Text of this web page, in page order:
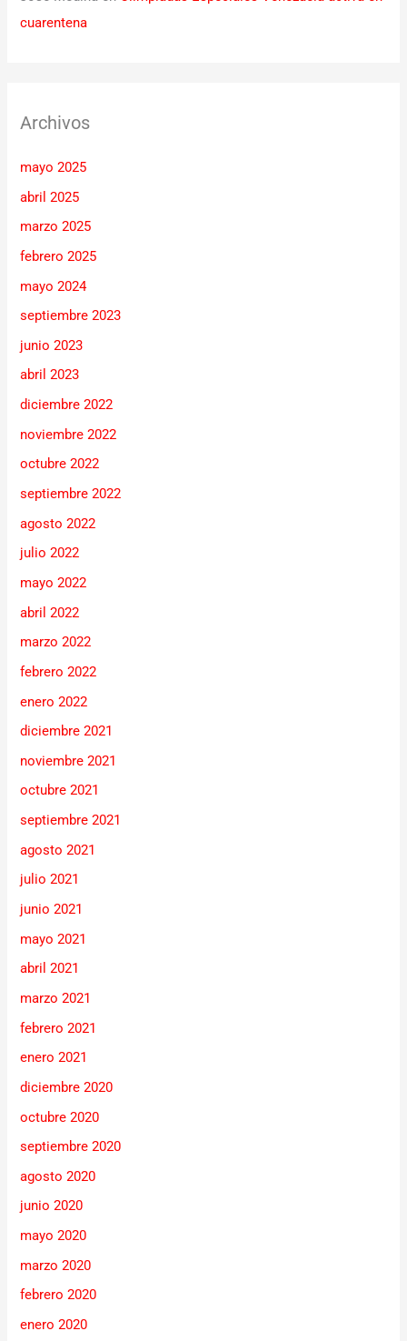
cuarentena
Archivos
mayo 2025
abril 2025
marzo 2025
febrero 2025
mayo 2024
septiembre 2023
junio 2023
abril 2023
diciembre 2022
noviembre 2022
octubre 2022
septiembre 2022
agosto 2022
julio 2022
mayo 2022
abril 2022
marzo 2022
febrero 2022
enero 2022
diciembre 2021
noviembre 2021
octubre 2021
septiembre 2021
agosto 2021
julio 2021
junio 2021
mayo 2021
abril 2021
marzo 2021
febrero 2021
enero 2021
diciembre 2020
octubre 2020
septiembre 2020
agosto 2020
junio 2020
mayo 2020
marzo 2020
febrero 2020
enero 2020